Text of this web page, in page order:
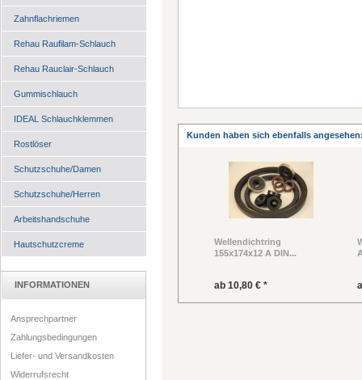
Zahnflachriemen
Rehau Raufilam-Schlauch
Rehau Rauclair-Schlauch
Gummischlauch
IDEAL Schlauchklemmen
Rostlöser
Schutzschuhe/Damen
Schutzschuhe/Herren
Arbeitshandschuhe
Hautschutzcreme
INFORMATIONEN
Ansprechpartner
Zahlungsbedingungen
Liefer- und Versandkosten
Widerrufsrecht
Kunden haben sich ebenfalls
Wellendichtring
155x174x12 A DIN...
ab 10,80 € *